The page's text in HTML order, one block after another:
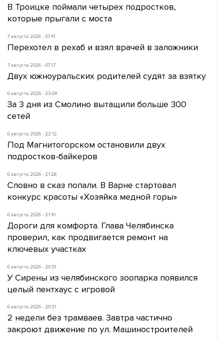
В Троицке поймали четырех подростков,
которые прыгали с моста
7 августа 2026 - 07:41
Перехотел в рехаб и взял врачей в заложники
7 августа 2026 - 07:17
Двух южноуральских родителей судят за взятку
6 августа 2026 - 23:04
За 3 дня из Смолино вытащили больше 300
сетей
6 августа 2026 - 22:12
Под Магнитогорском остановили двух
подростков-байкеров
6 августа 2026 - 21:28
Словно в сказ попали. В Варне стартовал
конкурс красоты «Хозяйка медной горы»
6 августа 2026 - 21:10
Дороги для комфорта. Глава Челябинска
проверил, как продвигается ремонт на
ключевых участках
6 августа 2026 - 20:51
У Сирены из челябинского зоопарка появился
целый пентхаус с игровой
6 августа 2026 - 20:31
2 недели без трамваев. Завтра частично
закроют движение по ул. Машиностроителей